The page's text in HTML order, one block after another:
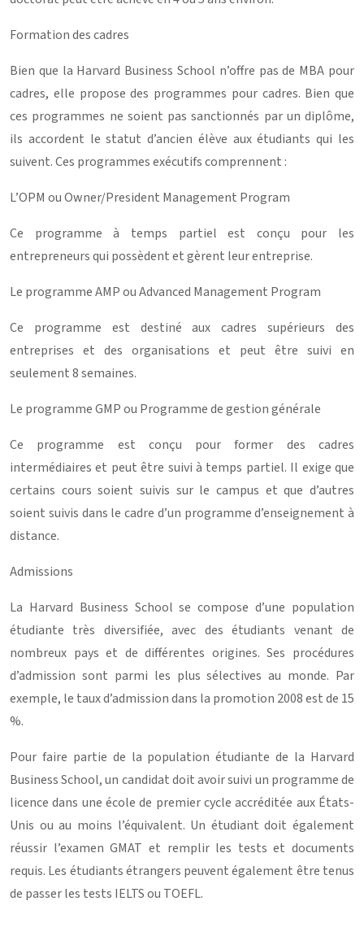
Formation des cadres
Bien que la Harvard Business School n’offre pas de MBA pour
cadres, elle propose des programmes pour cadres. Bien que
ces programmes ne soient pas sanctionnés par un diplôme,
ils accordent le statut d’ancien élève aux étudiants qui les
suivent. Ces programmes exécutifs comprennent :
L’OPM ou Owner/President Management Program
Ce programme à temps partiel est conçu pour les
entrepreneurs qui possèdent et gèrent leur entreprise.
Le programme AMP ou Advanced Management Program
Ce programme est destiné aux cadres supérieurs des
entreprises et des organisations et peut être suivi en
seulement 8 semaines.
Le programme GMP ou Programme de gestion générale
Ce programme est conçu pour former des cadres
intermédiaires et peut être suivi à temps partiel. Il exige que
certains cours soient suivis sur le campus et que d’autres
soient suivis dans le cadre d’un programme d’enseignement à
distance.
Admissions
La Harvard Business School se compose d’une population
étudiante très diversifiée, avec des étudiants venant de
nombreux pays et de différentes origines. Ses procédures
d’admission sont parmi les plus sélectives au monde. Par
exemple, le taux d’admission dans la promotion 2008 est de 15
%.
Pour faire partie de la population étudiante de la Harvard
Business School, un candidat doit avoir suivi un programme de
licence dans une école de premier cycle accréditée aux États-
Unis ou au moins l’équivalent. Un étudiant doit également
réussir l’examen GMAT et remplir les tests et documents
requis. Les étudiants étrangers peuvent également être tenus
de passer les tests IELTS ou TOEFL.